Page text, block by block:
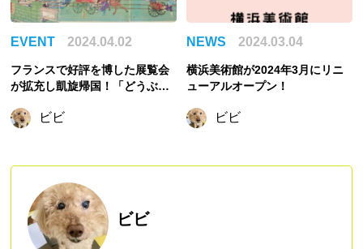
EVENT 2024.04.02
フランスで好評を博した展覧会
が拡充し凱旋帰国！「どうぶつ
ンより」展
ビビ
NEWS 2024.03.04
横浜美術館が2024年3月にリニ
ューアルオープン！
ビビ
ビビ